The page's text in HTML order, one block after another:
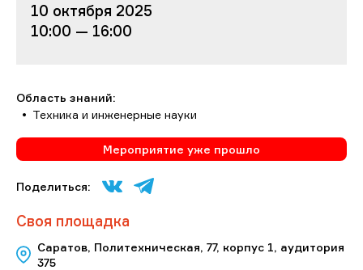
10 октября 2025
10:00 — 16:00
Область знаний:
Техника и инженерные науки
Мероприятие уже прошло
Поделиться:
Своя площадка
Саратов, Политехническая, 77, корпус 1, аудитория
375